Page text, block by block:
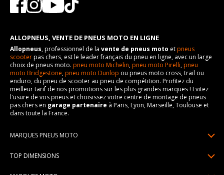
ALLOPNEUS, VENTE DE PNEUS MOTO EN LIGNE
Allopneus, professionnel de la vente de pneus moto etpneus
scooterpas chers, est le leader français du pneu en ligne, avec un large
choix de pneus moto. pneu moto Michelin,pneu moto Pirelli,pneu
moto Bridgestone,pneu moto Dunlop ou pneus moto cross, trail ou
enduro, du pneu de scooter au pneu de compétition. Profitez du
meilleur tarif de nos promotions sur les plus grandes marques ! Evitez
l'usure de vos pneus et choisissez votre centre de montage de pneus
pas chers en garage partenaire à Paris, Lyon, Marseille, Toulouse et
dans toute la France.
MARQUES PNEUS MOTO
TOP DIMENSIONS